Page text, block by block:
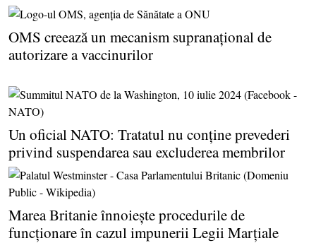
OMS creează un mecanism supranaţional de
autorizare a vaccinurilor
Un oficial NATO: Tratatul nu conţine prevederi
privind suspendarea sau excluderea membrilor
Marea Britanie înnoieşte procedurile de
funcţionare în cazul impunerii Legii Marţiale